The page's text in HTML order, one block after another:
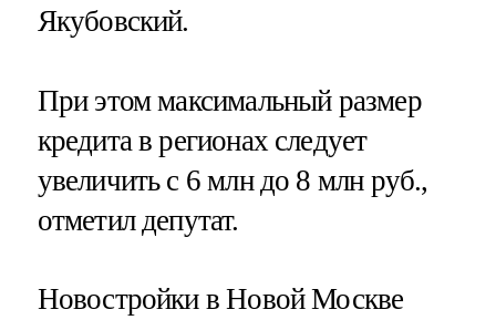
Якубовский.
При этом максимальный размер
кредита в регионах следует
увеличить с 6 млн до 8 млн руб.,
отметил депутат.
Новостройки в Новой Москве